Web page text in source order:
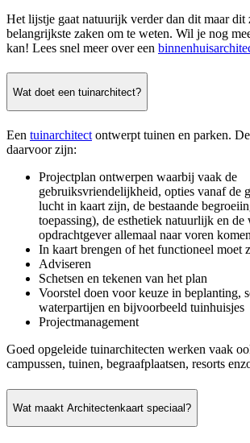
Het lijstje gaat natuurijk verder dan dit maar
belangrijkste zaken om te weten. Wil je nog
kan! Lees snel meer over een
Wat doet een tuinarchitect?
Een tuinarchitect ontwerpt tuinen en parken.
daarvoor zijn:
Projectplan ontwerpen waarbij vaak de
gebruiksvriendelijkheid, opties vanaf de
lucht in kaart zijn, de bestaande
toepassing), de esthetiek natuurlijk en de
opdrachtgever allemaal naar voren komen
In kaart brengen of het functioneel moet
Adviseren
Schetsen en tekenen van het plan
Voorstel doen voor keuze in beplanting,
waterpartijen en bijvoorbeeld tuinhuisjes
Projectmanagement
Goed opgeleide tuinarchitecten werken vaak
campussen, tuinen, begraafplaatsen, resorts
Wat maakt Architectenkaart speciaal?